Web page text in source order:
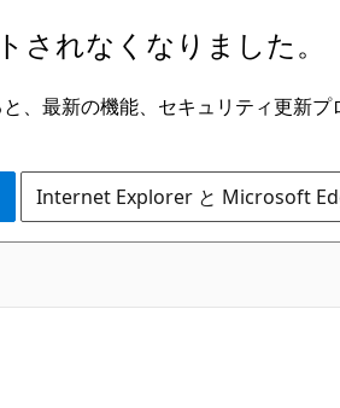
されなくなりました。
、最新の機能、セキュリティ更新プ
Internet Explorer と Microsoft